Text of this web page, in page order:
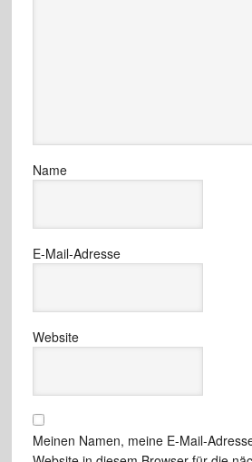
Name
E-Mail-Adresse
Website
Meinen Namen, meine E-Mail-